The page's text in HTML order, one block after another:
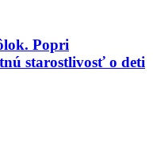
Popri
starostlivosť o deti